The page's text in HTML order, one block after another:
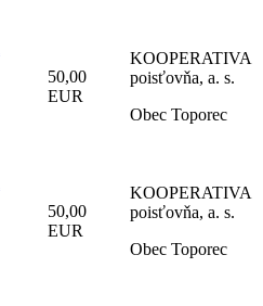
50,00
EUR
KOOPERATIVA
poisťovňa, a. s.
Obec Toporec
50,00
EUR
KOOPERATIVA
poisťovňa, a. s.
Obec Toporec